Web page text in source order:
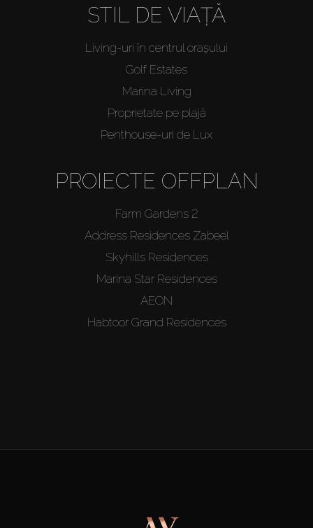
STIL DE VIAȚĂ
Living-uri în centrul orașului
Golf Estates
Marina Living
Proprietate pe plajă
Penthouse-uri de Lux
PROIECTE OFFPLAN
Farm Gardens 2
Address Residences Zabeel
Skyhills Residences
Marina Star Residences
AEON
Habtoor Grand Residences